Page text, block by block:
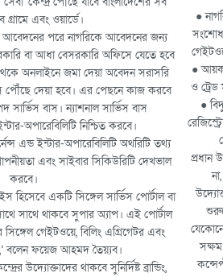
এবং ওয়ার্ডে।
আবেদনের পরে নাগরিকে আবেদনের জন্য
বা আধা বেসরকারি অফিসে যেতে হবে
অনলাইনে জমা দেয়া অবেদন সরাসরি
পৌঁছে দেয়া হবে। এর পেছনে কাজ করবে
সার্ভিস বাস। ন্যাশনাল সার্ভিস বাস
অপারেবিলিটি নিশ্চিত করবে।
এন্ড ইন্টার-অপারেবিলিটি অথরিটি তথ্য
এবং সাইবার সিকিউরিটি দেখভাল
করবে।
হিসেবে একটি সিঙ্গেল সার্ভিস পোর্টাল বা
সাথে থাকবে সুপার অ্যাপ। এই পোর্টাল
গেইটওয়ে, বিলিং এগ্রিগেটর এবং
বলেন ফয়েজ আহমদ তৈয়্যব।
উদ্যোক্তাদের থাকবে সুনির্দিষ্ট ব্রান্ডিং,
●
●
ও
●
প্রধান